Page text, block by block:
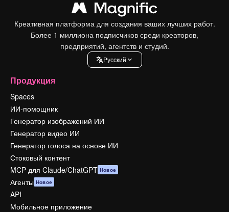
Креативная платформа для создания ваших лучших работ.
Более 1 миллиона подписчиков среди креаторов,
предприятий, агентств и студий.
Pусский
Продукция
Spaces
ИИ-помощник
Генератор изображений ИИ
Генератор видео ИИ
Генератор голоса на основе ИИ
Стоковый контент
MCP для Claude/ChatGPT Новое
Агенты Новое
API
Мобильное приложение